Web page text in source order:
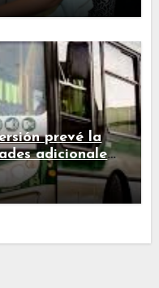
prevé la
adicionales